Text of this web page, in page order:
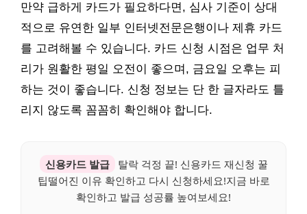
만약 급하게 카드가 필요하다면, 심사 기준이 상대
적으로 유연한 일부 인터넷전문은행이나 제휴 카드
를 고려해볼 수 있습니다. 카드 신청 시점은 업무 처
리가 원활한 평일 오전이 좋으며, 금요일 오후는 피
하는 것이 좋습니다. 신청 정보는 단 한 글자라도 틀
리지 않도록 꼼꼼히 확인해야 합니다.
신용카드 발급
탈락 걱정 끝! 신용카드 재신청 꿀
팁떨어진 이유 확인하고 다시 신청하세요!지금 바로
확인하고 발급 성공률 높여보세요!